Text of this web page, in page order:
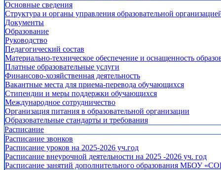
Основные сведения
Структура и органы управления образовательной
Документы
Образование
Руководство
Педагогический состав
Материально-техническое обеспечение и оснащенность
Платные образовательные услуги
Финансово-хозяйственная деятельность
Вакантные места для приема-перевода обучающихся
Стипендии и меры поддержки обучающихся
Международное сотрудничество
Организация питания в образовательной организации
Образовательные стандарты и требования
Расписание
Расписание звонков
Расписание уроков на 2025-2026 уч.год
Расписание внеурочной деятельности на 2025 -2026 уч. год
Расписание занятий дополнительного образования МБОУ